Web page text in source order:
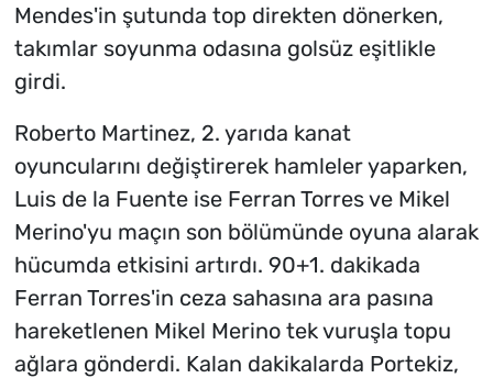
Mendes'in şutunda top direkten dönerken,
takımlar soyunma odasına golsüz eşitlikle
girdi.
Roberto Martinez, 2. yarıda kanat
oyuncularını değiştirerek hamleler yaparken,
Luis de la Fuente ise Ferran Torres ve Mikel
Merino'yu maçın son bölümünde oyuna alarak
hücumda etkisini artırdı. 90+1. dakikada
Ferran Torres'in ceza sahasına ara pasına
hareketlenen Mikel Merino tek vuruşla topu
ağlara gönderdi. Kalan dakikalarda Portekiz,